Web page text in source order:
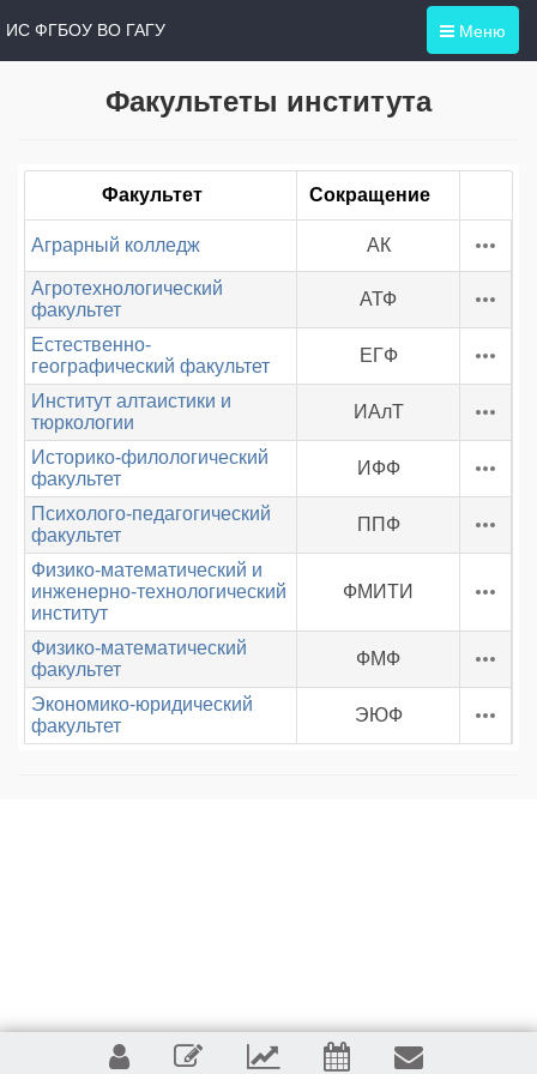
Меню
ИС ФГБОУ ВО ГАГУ
Факультеты института
Факультет Сокращение
Аграрный колледж АК
Агротехнологический
факультет
АТФ
Естественно-
географический факультет
ЕГФ
Институт алтаистики и
тюркологии
ИАлТ
Историко-филологический
факультет
ИФФ
Психолого-педагогический
факультет
ППФ
Физико-математический и
инженерно-технологический
институт
ФМИТИ
Физико-математический
факультет
ФМФ
Экономико-юридический
факультет
ЭЮФ